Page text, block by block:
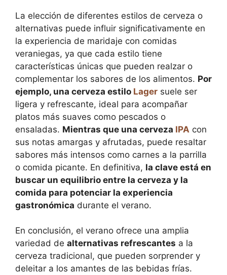
La elección de diferentes estilos de cerveza o
alternativas puede influir significativamente en
la experiencia de maridaje con comidas
veraniegas, ya que cada estilo tiene
características únicas que pueden realzar o
complementar los sabores de los alimentos. Por
ejemplo, una cerveza estilo Lager suele ser
ligera y refrescante, ideal para acompañar
platos más suaves como pescados o
ensaladas. Mientras que una cerveza IPA con
sus notas amargas y afrutadas, puede resaltar
sabores más intensos como carnes a la parrilla
o comida picante. En definitiva, la clave está en
buscar un equilibrio entre la cerveza y la
comida para potenciar la experiencia
gastronómica durante el verano.
En conclusión, el verano ofrece una amplia
variedad de alternativas refrescantes a la
cerveza tradicional, que pueden sorprender y
deleitar a los amantes de las bebidas frías.